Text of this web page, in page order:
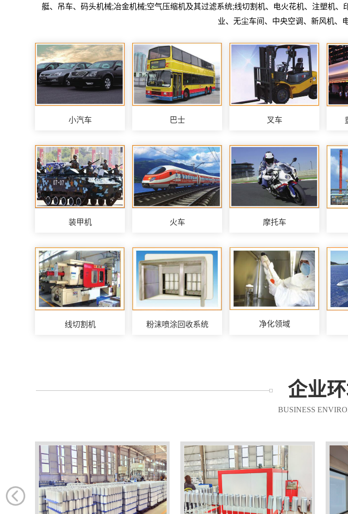
艇、吊车、码头机械;冶金机械;空气压缩机及其过滤系统;线切割机、电火花机、注塑机
业、无尘车间、中央空调、新风机、
小汽车 巴士 叉车
装甲机 火车 摩托车
线切割机 粉沫喷涂回收系统 净化领域
企业
BUSINESS